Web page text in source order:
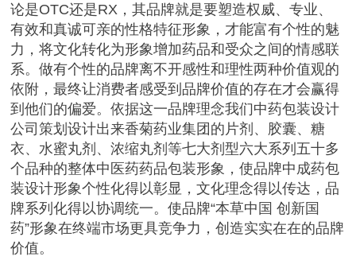
论是OTC还是RX，其品牌就是要塑造权威、专业、
有效和真诚可亲的性格特征形象，才能富有个性的魅
力，将文化转化为形象增加药品和受众之间的情感联
系。做有个性的品牌离不开感性和理性两种价值观的
依附，最终让消费者感受到品牌价值的存在才会赢得
到他们的偏爱。依据这一品牌理念我们中药包装设计
公司策划设计出来香菊药业集团的片剂、胶囊、糖
衣、水蜜丸剂、浓缩丸剂等七大剂型六大系列五十多
个品种的整体中医药药品包装形象，使品牌中成药包
装设计形象个性化得以彰显，文化理念得以传达，品
牌系列化得以协调统一。使品牌“本草中国 创新国
药”形象在终端市场更具竞争力，创造实实在在的品牌
价值。